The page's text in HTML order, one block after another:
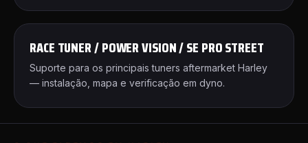
RACE TUNER / POWER VISION / SE PRO STREET
Suporte para os principais tuners aftermarket Harley
— instalação, mapa e verificação em dyno.